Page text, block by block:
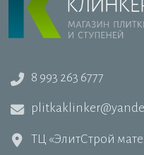
8 993 263 6777
ТЦ «ЭлитСтрой